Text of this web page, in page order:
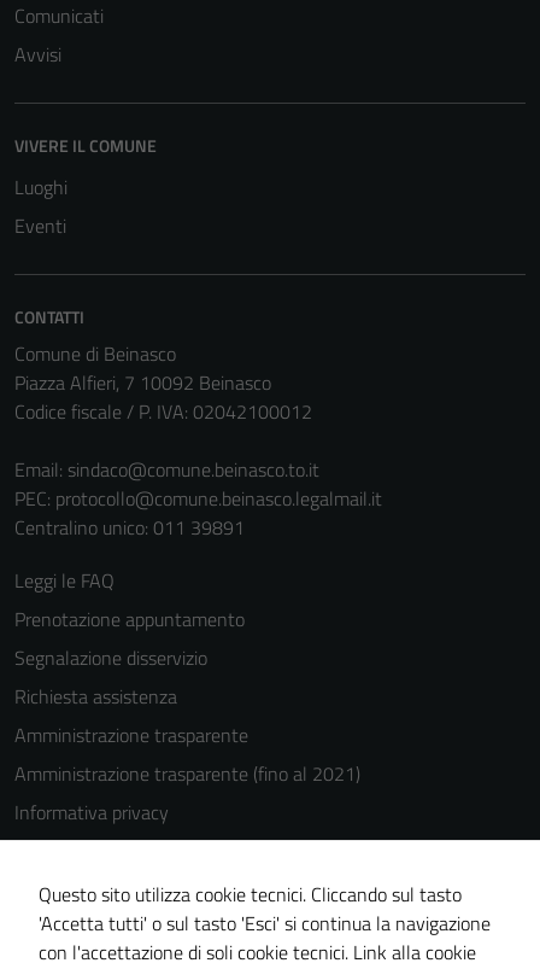
Comunicati
Avvisi
VIVERE IL COMUNE
Luoghi
Eventi
CONTATTI
Comune di Beinasco
Piazza Alfieri, 7 10092 Beinasco
Codice fiscale / P. IVA: 02042100012
Email: sindaco@comune.beinasco.to.it
PEC: protocollo@comune.beinasco.legalmail.it
Centralino unico: 011 39891
Leggi le FAQ
Prenotazione appuntamento
Segnalazione disservizio
Richiesta assistenza
Amministrazione trasparente
Amministrazione trasparente (fino al 2021)
Informativa privacy
Cookie Policy
Note legali
Dichiarazione di accessibilità
Questo sito utilizza cookie tecnici. Cliccando sul tasto
'Accetta tutti' o sul tasto 'Esci' si continua la navigazione
con l'accettazione di soli cookie tecnici. Link alla cookie